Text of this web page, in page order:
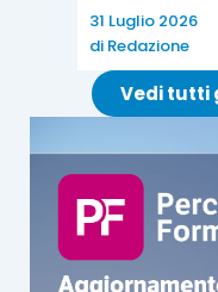
31 Luglio 2026
di Redazione
Vedi tutti